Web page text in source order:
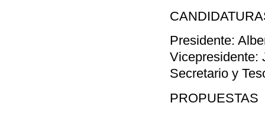
Presidente:
Vicepresidente:
Secretario y
PROPUESTAS